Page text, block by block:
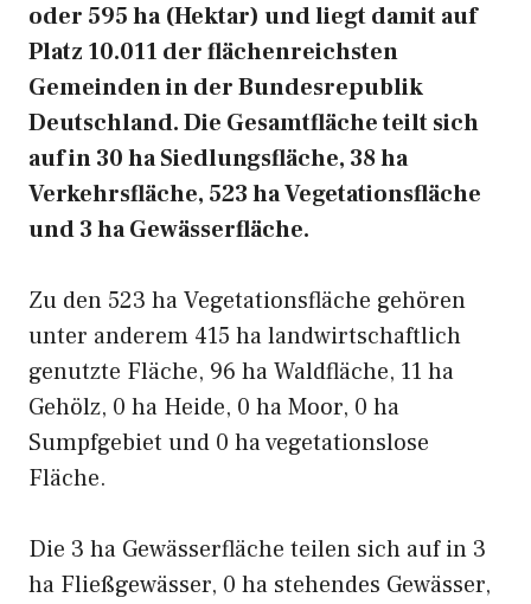
oder 595 ha (Hektar) und liegt damit auf
Platz 10.011 der flächenreichsten
Gemeinden in der Bundesrepublik
Deutschland. Die Gesamtfläche teilt sich
auf in 30 ha Siedlungsfläche, 38 ha
Verkehrsfläche, 523 ha Vegetationsfläche
und 3 ha Gewässerfläche.
Zu den 523 ha Vegetationsfläche gehören
unter anderem 415 ha landwirtschaftlich
genutzte Fläche, 96 ha Waldfläche, 11 ha
Gehölz, 0 ha Heide, 0 ha Moor, 0 ha
Sumpfgebiet und 0 ha vegetationslose
Fläche.
Die 3 ha Gewässerfläche teilen sich auf in 3
ha Fließgewässer, 0 ha stehendes Gewässer,